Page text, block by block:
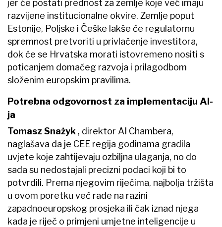
jer će postati prednost za zemlje koje već imaju
razvijene institucionalne okvire. Zemlje poput
Estonije, Poljske i Češke lakše će regulatornu
spremnost pretvoriti u privlačenje investitora,
dok će se Hrvatska morati istovremeno nositi s
poticanjem domaćeg razvoja i prilagodbom
složenim europskim pravilima.
Potrebna odgovornost za implementaciju AI-
ja
Tomasz Snażyk , direktor AI Chambera,
naglašava da je CEE regija godinama gradila
uvjete koje zahtijevaju ozbiljna ulaganja, no do
sada su nedostajali precizni podaci koji bi to
potvrdili. Prema njegovim riječima, najbolja tržišta
u ovom poretku već rade na razini
zapadnoeuropskog prosjeka ili čak iznad njega
kada je riječ o primjeni umjetne inteligencije u